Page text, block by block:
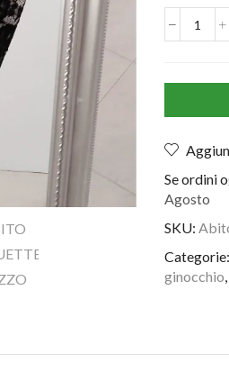
Se ordini
Agosto
SKU:
Categorie:
ginocchio